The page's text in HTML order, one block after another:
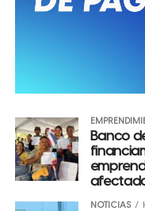
Banco
NOTICIAS